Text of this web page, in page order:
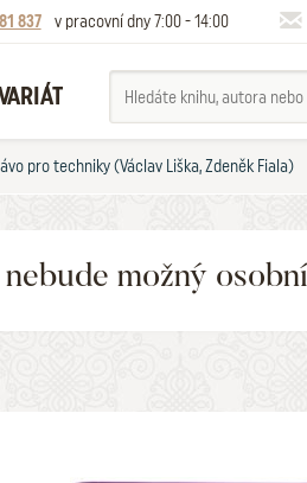
837 v pracovní dny 7:00 - 14:00
pro techniky (Václav Liška, Zdeněk Fiala)
možný